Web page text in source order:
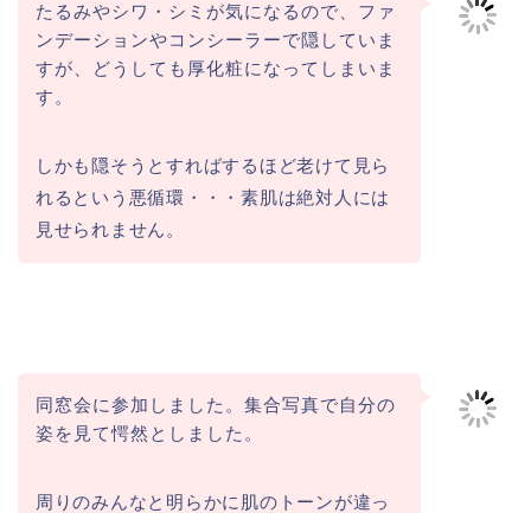
たるみやシワ・シミが気になるので、ファ
ンデーションやコンシーラーで隠していま
すが、どうしても厚化粧になってしまいま
す。
しかも隠そうとすればするほど老けて見ら
れるという悪循環・・・素肌は絶対人には
見せられません。
同窓会に参加しました。集合写真で自分の
姿を見て愕然としました。
周りのみんなと明らかに肌のトーンが違っ